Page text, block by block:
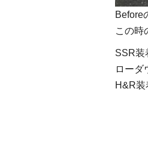
Before
この時
SSR装
ローダ
H&R